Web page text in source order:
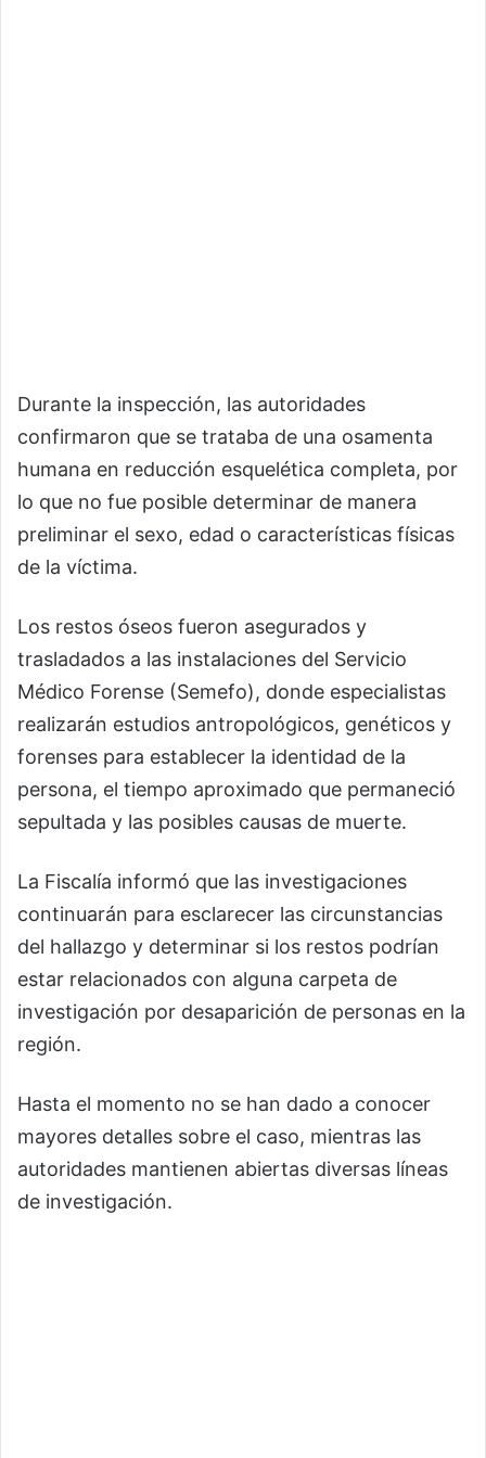
Durante la inspección, las autoridades
confirmaron que se trataba de una osamenta
humana en reducción esquelética completa, por
lo que no fue posible determinar de manera
preliminar el sexo, edad o características físicas
de la víctima.
Los restos óseos fueron asegurados y
trasladados a las instalaciones del Servicio
Médico Forense (Semefo), donde especialistas
realizarán estudios antropológicos, genéticos y
forenses para establecer la identidad de la
persona, el tiempo aproximado que permaneció
sepultada y las posibles causas de muerte.
La Fiscalía informó que las investigaciones
continuarán para esclarecer las circunstancias
del hallazgo y determinar si los restos podrían
estar relacionados con alguna carpeta de
investigación por desaparición de personas en la
región.
Hasta el momento no se han dado a conocer
mayores detalles sobre el caso, mientras las
autoridades mantienen abiertas diversas líneas
de investigación.